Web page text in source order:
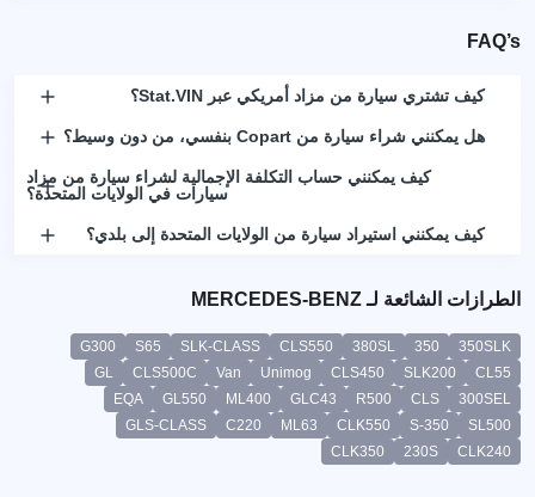
FAQ’s
كيف تشتري سيارة من مزاد أمريكي عبر Stat.VIN؟
هل يمكنني شراء سيارة من Copart بنفسي، من دون وسيط؟
كيف يمكنني حساب التكلفة الإجمالية لشراء سيارة من مزاد
سيارات في الولايات المتحدة؟
كيف يمكنني استيراد سيارة من الولايات المتحدة إلى بلدي؟
الطرازات الشائعة لـ MERCEDES-BENZ
350SLK
350
380SL
CLS550
SLK-CLASS
S65
G300
CL55
SLK200
CLS450
Unimog
Van
CLS500C
GL
300SEL
CLS
R500
GLC43
ML400
GL550
EQA
SL500
S-350
CLK550
ML63
C220
GLS-CLASS
CLK240
230S
CLK350